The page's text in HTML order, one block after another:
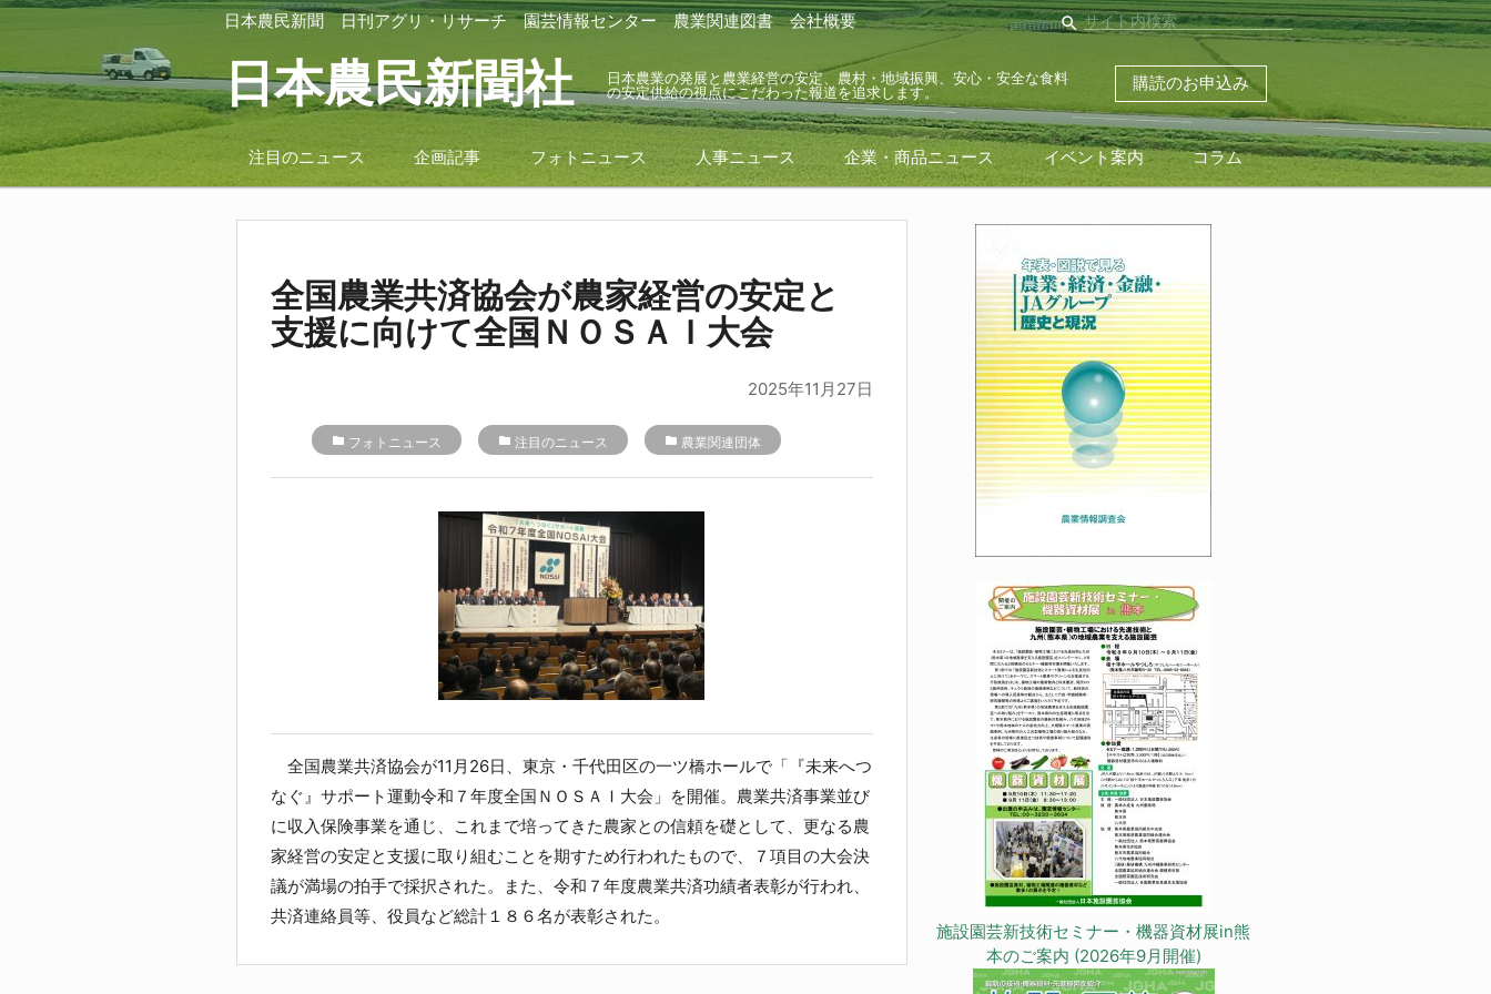
日本農民新聞 日刊アグリ・リサーチ 園芸情報センター 農業関連図書 会社概要 search
日本農民新聞社
日本農業の発展と農業経営の安定、農村・地域振興、安心・安全な食料
の安定供給の視点にこだわった報道を追求します。
購読のお申込み
注目のニュース 企画記事 フォトニュース 人事ニュース 企業・商品ニュース イベント案内 コラム
全国農業共済協会が農家経営の安定と
支援に向けて全国ＮＯＳＡＩ大会
2025年11月27日
folder フォトニュース folder 注目のニュース folder 農業関連団体
全国農業共済協会が11月26日、東京・千代田区の一ツ橋ホールで「『未来へつ
なぐ』サポート運動令和７年度全国ＮＯＳＡＩ大会」を開催。農業共済事業並び
に収入保険事業を通じ、これまで培ってきた農家との信頼を礎として、更なる農
家経営の安定と支援に取り組むことを期すため行われたもので、７項目の大会決
議が満場の拍手で採択された。また、令和７年度農業共済功績者表彰が行われ、
共済連絡員等、役員など総計１８６名が表彰された。
施設園芸新技術セミナー・機器資材展in熊
本のご案内 (2026年9月開催)